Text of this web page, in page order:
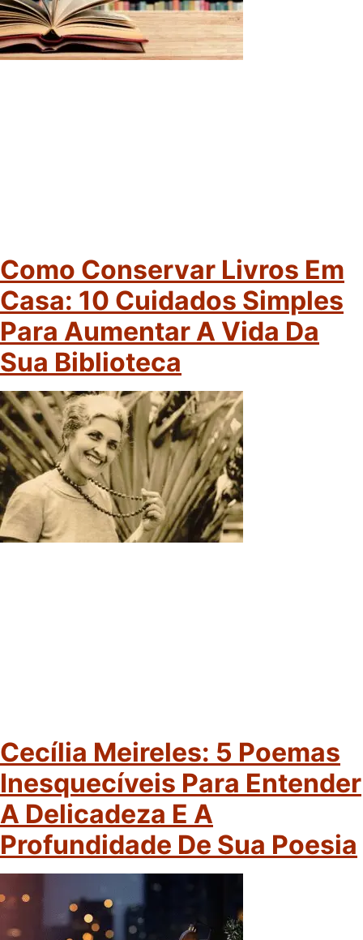
Como Conservar Livros Em
Casa: 10 Cuidados Simples
Para Aumentar A Vida Da
Sua Biblioteca
Cecília Meireles: 5 Poemas
Inesquecíveis Para Entender
A Delicadeza E A
Profundidade De Sua Poesia